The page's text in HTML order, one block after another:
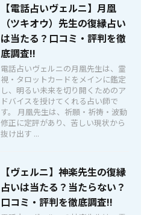
【電話占いヴェルニ】月凰
（ツキオウ）先生の復縁占い
は当たる？口コミ・評判を徹
底調査!!
電話占いヴェルニの月凰先生は、霊
視・タロットカードをメインに鑑定
し、明るい未来を切り開くためのア
ドバイスを授けてくれる占い師で
す。 月凰先生は、祈願・祈祷・波動
修正に定評があり、苦しい現状から
抜け出す ...
【ヴェルニ】神楽先生の復縁
占いは当たる？当たらない？
口コミ・評判を徹底調査!!